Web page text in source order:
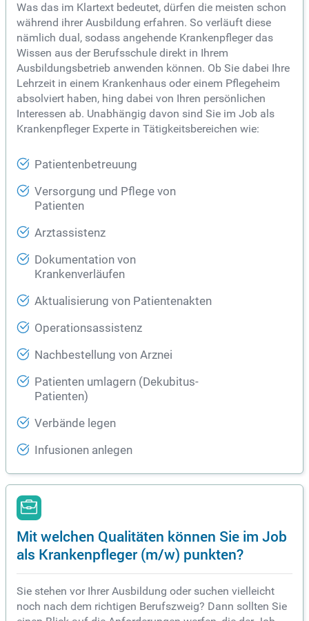
Was das im Klartext bedeutet, dürfen die meisten schon
während ihrer Ausbildung erfahren. So verläuft diese
nämlich dual, sodass angehende Krankenpfleger das
Wissen aus der Berufsschule direkt in Ihrem
Ausbildungsbetrieb anwenden können. Ob Sie dabei Ihre
Lehrzeit in einem Krankenhaus oder einem Pflegeheim
absolviert haben, hing dabei von Ihren persönlichen
Interessen ab. Unabhängig davon sind Sie im Job als
Krankenpfleger Experte in Tätigkeitsbereichen wie:
Patientenbetreuung
Versorgung und Pflege von
Patienten
Arztassistenz
Dokumentation von
Krankenverläufen
Aktualisierung von Patientenakten
Operationsassistenz
Nachbestellung von Arznei
Patienten umlagern (Dekubitus-
Patienten)
Verbände legen
Infusionen anlegen
Mit welchen Qualitäten können Sie im Job
als Krankenpfleger (m/w) punkten?
Sie stehen vor Ihrer Ausbildung oder suchen vielleicht
noch nach dem richtigen Berufszweig? Dann sollten Sie